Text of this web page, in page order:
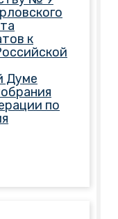
к
Думе
по